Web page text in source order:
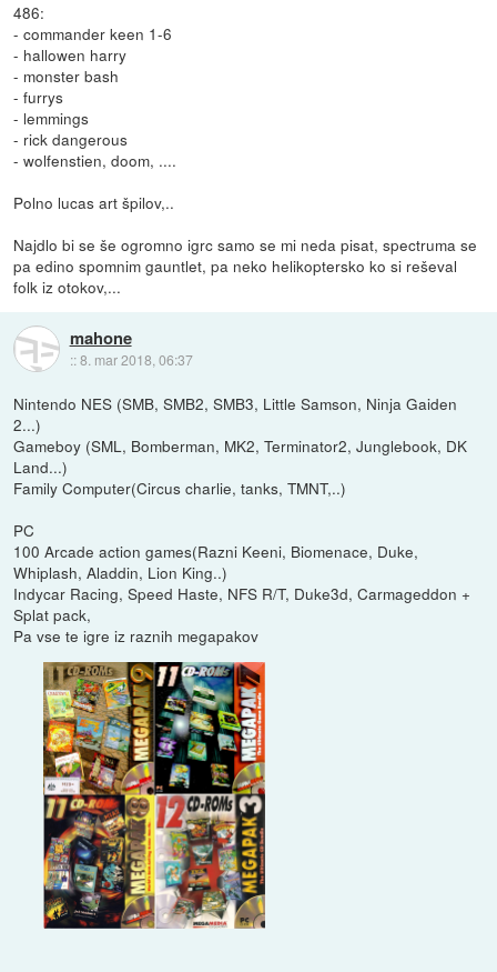
486:
- commander keen 1-6
- hallowen harry
- monster bash
- furrys
- lemmings
- rick dangerous
- wolfenstien, doom, ....
Polno lucas art špilov,..
Najdlo bi se še ogromno igrc samo se mi neda pisat, spectruma se
pa edino spomnim gauntlet, pa neko helikoptersko ko si reševal
folk iz otokov,...
mahone
::8. mar 2018, 06:37
Nintendo NES (SMB, SMB2, SMB3, Little Samson, Ninja Gaiden
2...)
Gameboy (SML, Bomberman, MK2, Terminator2, Junglebook, DK
Land...)
Family Computer(Circus charlie, tanks, TMNT,..)
PC
100 Arcade action games(Razni Keeni, Biomenace, Duke,
Whiplash, Aladdin, Lion King..)
Indycar Racing, Speed Haste, NFS R/T, Duke3d, Carmageddon +
Splat pack,
Pa vse te igre iz raznih megapakov